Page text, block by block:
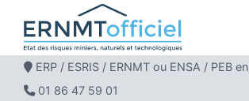
ERP / ESRIS / ERNMT ou ENSA / PEB
01 86 47 59 01